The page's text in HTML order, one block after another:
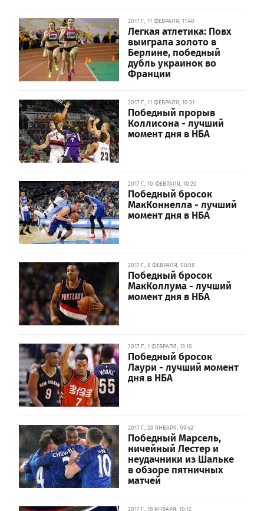
2017 Г., 11 ФЕВРАЛЯ, 11:40
Легкая атлетика: Повх
выиграла золото в
Берлине, победный
дубль украинок во
Франции
2017 Г., 11 ФЕВРАЛЯ, 10:31
Победный прорыв
Коллисона - лучший
момент дня в НБА
2017 Г., 10 ФЕВРАЛЯ, 10:20
Победный бросок
МакКоннелла - лучший
момент дня в НБА
2017 Г., 8 ФЕВРАЛЯ, 08:08
Победный бросок
МакКоллума - лучший
момент дня в НБА
2017 Г., 1 ФЕВРАЛЯ, 13:10
Победный бросок
Лаури - лучший момент
дня в НБА
2017 Г., 28 ЯНВАРЯ, 09:42
Победный Марсель,
ничейный Лестер и
неудачники из Шальке
в обзоре пятничных
матчей
2017 Г., 18 ЯНВАРЯ, 10:12